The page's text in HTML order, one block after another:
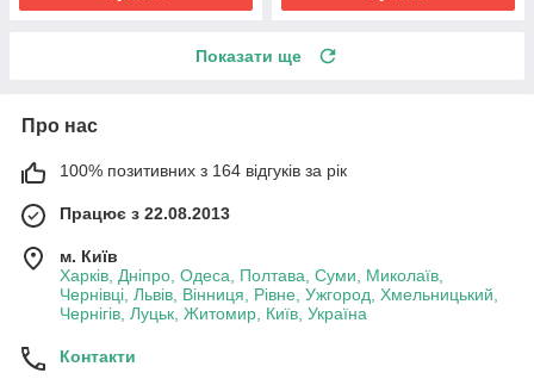
Показати ще
Про нас
100% позитивних з 164 відгуків за рік
Працює з 22.08.2013
м. Київ
Харків, Дніпро, Одеса, Полтава, Суми, Миколаїв,
Чернівці, Львів, Вінниця, Рівне, Ужгород, Хмельницький,
Чернігів, Луцьк, Житомир, Київ, Україна
Контакти